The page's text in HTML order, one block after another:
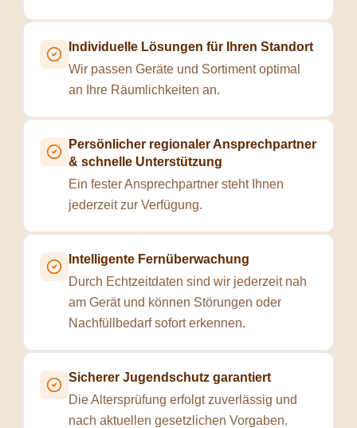
Individuelle Lösungen für Ihren Standort
Wir passen Geräte und Sortiment optimal
an Ihre Räumlichkeiten an.
Persönlicher regionaler Ansprechpartner
& schnelle Unterstützung
Ein fester Ansprechpartner steht Ihnen
jederzeit zur Verfügung.
Intelligente Fernüberwachung
Durch Echtzeitdaten sind wir jederzeit nah
am Gerät und können Störungen oder
Nachfüllbedarf sofort erkennen.
Sicherer Jugendschutz garantiert
Die Altersprüfung erfolgt zuverlässig und
nach aktuellen gesetzlichen Vorgaben.